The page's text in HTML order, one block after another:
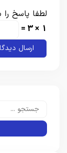
لطفا پاسخ را
1 × 3 =